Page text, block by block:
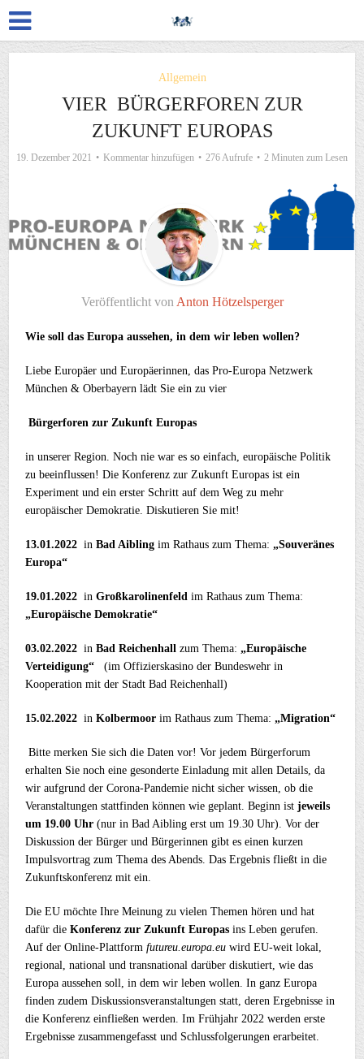
Allgemein
VIER BÜRGERFOREN ZUR
ZUKUNFT EUROPAS
19. Dezember 2021 Kommentar hinzufügen 276 Aufrufe 2 Minuten zum Lesen
Veröffentlicht von Anton Hötzelsperger
Wie soll das Europa aussehen, in dem wir leben wollen?
Liebe Europäer und Europäerinnen, das Pro-Europa Netzwerk
München & Oberbayern lädt Sie ein zu vier
Bürgerforen zur Zukunft Europas
in unserer Region. Noch nie war es so einfach, europäische Politik
zu beeinflussen! Die Konferenz zur Zukunft Europas ist ein
Experiment und ein erster Schritt auf dem Weg zu mehr
europäischer Demokratie. Diskutieren Sie mit!
13.01.2022 inBad Aibling im Rathaus zum Thema:„Souveränes
Europa“
19.01.2022 inGroßkarolinenfeld im Rathaus zum Thema:
„Europäische Demokratie“
03.02.2022 inBad Reichenhall zum Thema:„Europäische
Verteidigung“ (im Offizierskasino der Bundeswehr in
Kooperation mit der Stadt Bad Reichenhall)
15.02.2022 inKolbermoorim Rathaus zum Thema:„Migration“
Bitte merken Sie sich die Daten vor! Vor jedem Bürgerforum
erhalten Sie noch eine gesonderte Einladung mit allen Details, da
wir aufgrund der Corona-Pandemie nicht sicher wissen, ob die
Veranstaltungen stattfinden können wie geplant. Beginn istjeweils
um 19.00 Uhr(nur in Bad Aibling erst um 19.30 Uhr). Vor der
Diskussion der Bürger und Bürgerinnen gibt es einen kurzen
Impulsvortrag zum Thema des Abends. Das Ergebnis fließt in die
Zukunftskonferenz mit ein.
Die EU möchte Ihre Meinung zu vielen Themen hören und hat
dafür dieKonferenz zur Zukunft Europas ins Leben gerufen.
Auf der Online-Plattformfutureu.europa.eu wird EU-weit lokal,
regional, national und transnational darüber diskutiert, wie das
Europa aussehen soll, in dem wir leben wollen. In ganz Europa
finden zudem Diskussionsveranstaltungen statt, deren Ergebnisse in
die Konferenz einfließen werden. Im Frühjahr 2022 werden erste
Ergebnisse zusammengefasst und Schlussfolgerungen erarbeitet.